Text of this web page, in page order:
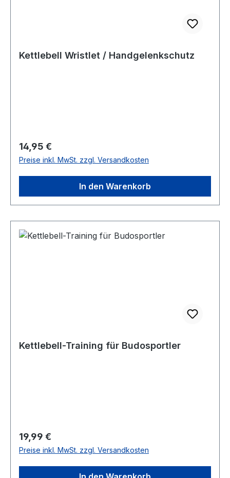
Kettlebell Wristlet / Handgelenkschutz
Regulärer Preis:
14,95 €
Preise inkl. MwSt. zzgl. Versandkosten
In den Warenkorb
Kettlebell-Training für Budosportler
Regulärer Preis:
19,99 €
Preise inkl. MwSt. zzgl. Versandkosten